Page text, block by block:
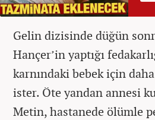
Gelin dizisinde düğün
Hançer’in yaptığı
karnındaki bebek için
ister. Öte yandan annesi
Metin, hastanede ölümle